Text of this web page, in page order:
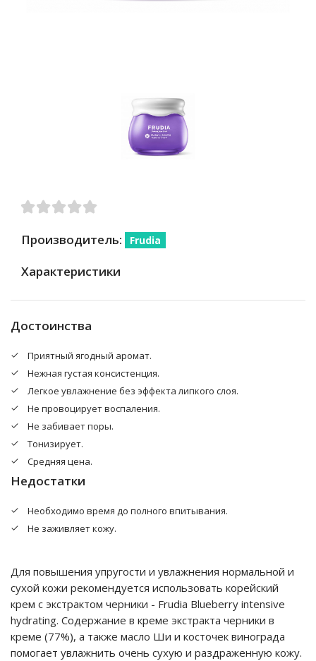
Производитель: Frudia
Характеристики
Достоинства
Приятный ягодный аромат.
Нежная густая консистенция.
Легкое увлажнение без эффекта липкого слоя.
Не провоцирует воспаления.
Не забивает поры.
Тонизирует.
Средняя цена.
Недостатки
Необходимо время до полного впитывания.
Не заживляет кожу.
Для повышения упругости и увлажнения нормальной и
сухой кожи рекомендуется использовать корейский
крем с экстрактом черники - Frudia Blueberry intensive
hydrating. Содержание в креме экстракта черники в
креме (77%), а также масло Ши и косточек винограда
помогает увлажнить очень сухую и раздраженную кожу.